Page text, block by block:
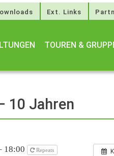
Ext. Links
TOUREN &
10 Jahren
18:00 Repeats